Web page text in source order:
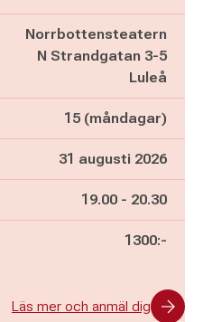
Norrbottensteatern
N Strandgatan 3-5
Luleå
15 (måndagar)
31 augusti 2026
Pågår mellan
19.00 - och
20.30
1300:-
Läs mer och anmäl dig